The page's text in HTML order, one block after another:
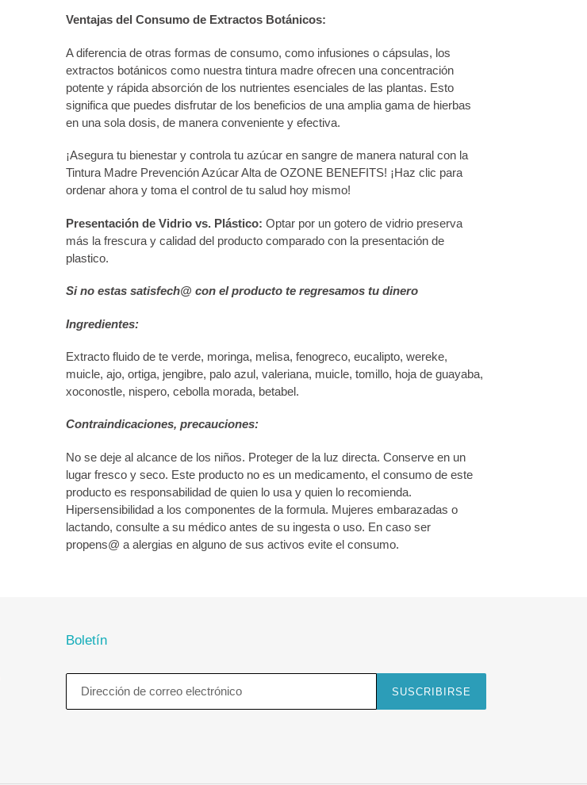
Ventajas del Consumo de Extractos Botánicos:
A diferencia de otras formas de consumo, como infusiones o cápsulas, los
extractos botánicos como nuestra tintura madre ofrecen una concentración
potente y rápida absorción de los nutrientes esenciales de las plantas. Esto
significa que puedes disfrutar de los beneficios de una amplia gama de hierbas
en una sola dosis, de manera conveniente y efectiva.
¡Asegura tu bienestar y controla tu azúcar en sangre de manera natural con la
Tintura Madre Prevención Azúcar Alta de OZONE BENEFITS! ¡Haz clic para
ordenar ahora y toma el control de tu salud hoy mismo!
Presentación de Vidrio vs. Plástico: Optar por un gotero de vidrio preserva
más la frescura y calidad del producto comparado con la presentación de
plastico.
Si no estas satisfech@ con el producto te regresamos tu dinero
Ingredientes:
Extracto fluido de te verde, moringa, melisa, fenogreco, eucalipto, wereke,
muicle, ajo, ortiga, jengibre, palo azul, valeriana, muicle, tomillo, hoja de guayaba,
xoconostle, nispero, cebolla morada, betabel.
Contraindicaciones, precauciones:
No se deje al alcance de los niños. Proteger de la luz directa. Conserve en un
lugar fresco y seco. Este producto no es un medicamento, el consumo de este
producto es responsabilidad de quien lo usa y quien lo recomienda.
Hipersensibilidad a los componentes de la formula. Mujeres embarazadas o
lactando, consulte a su médico antes de su ingesta o uso. En caso ser
propens@ a alergias en alguno de sus activos evite el consumo.
Boletín
SUSCRIBIRSE